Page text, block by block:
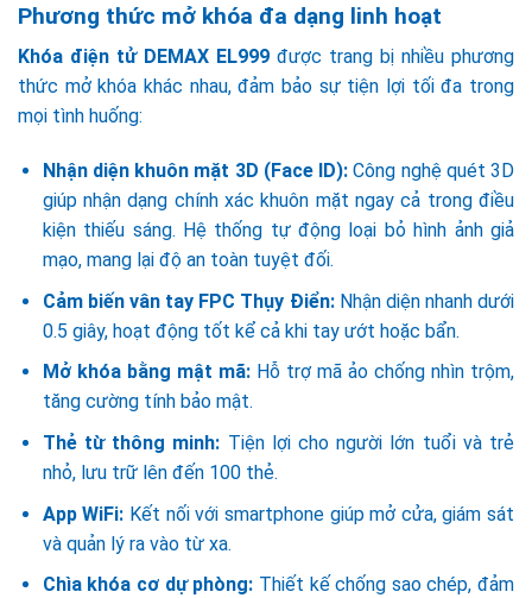
Phương thức mở khóa đa dạng linh hoạt
Khóa điện tử DEMAX EL999 được trang bị nhiều phương
thức mở khóa khác nhau, đảm bảo sự tiện lợi tối đa trong
mọi tình huống:
Nhận diện khuôn mặt 3D (Face ID): Công nghệ quét 3D
giúp nhận dạng chính xác khuôn mặt ngay cả trong điều
kiện thiếu sáng. Hệ thống tự động loại bỏ hình ảnh giả
mạo, mang lại độ an toàn tuyệt đối.
Cảm biến vân tay FPC Thụy Điển:Nhận diện nhanh dưới
0.5 giây, hoạt động tốt kể cả khi tay ướt hoặc bẩn.
Mở khóa bằng mật mã:Hỗ trợ mã ảo chống nhìn trộm,
tăng cường tính bảo mật.
Thẻ từ thông minh: Tiện lợi cho người lớn tuổi và trẻ
nhỏ, lưu trữ lên đến 100 thẻ.
App WiFi: Kết nối với smartphone giúp mở cửa, giám sát
và quản lý ra vào từ xa.
Chìa khóa cơ dự phòng: Thiết kế chống sao chép, đảm